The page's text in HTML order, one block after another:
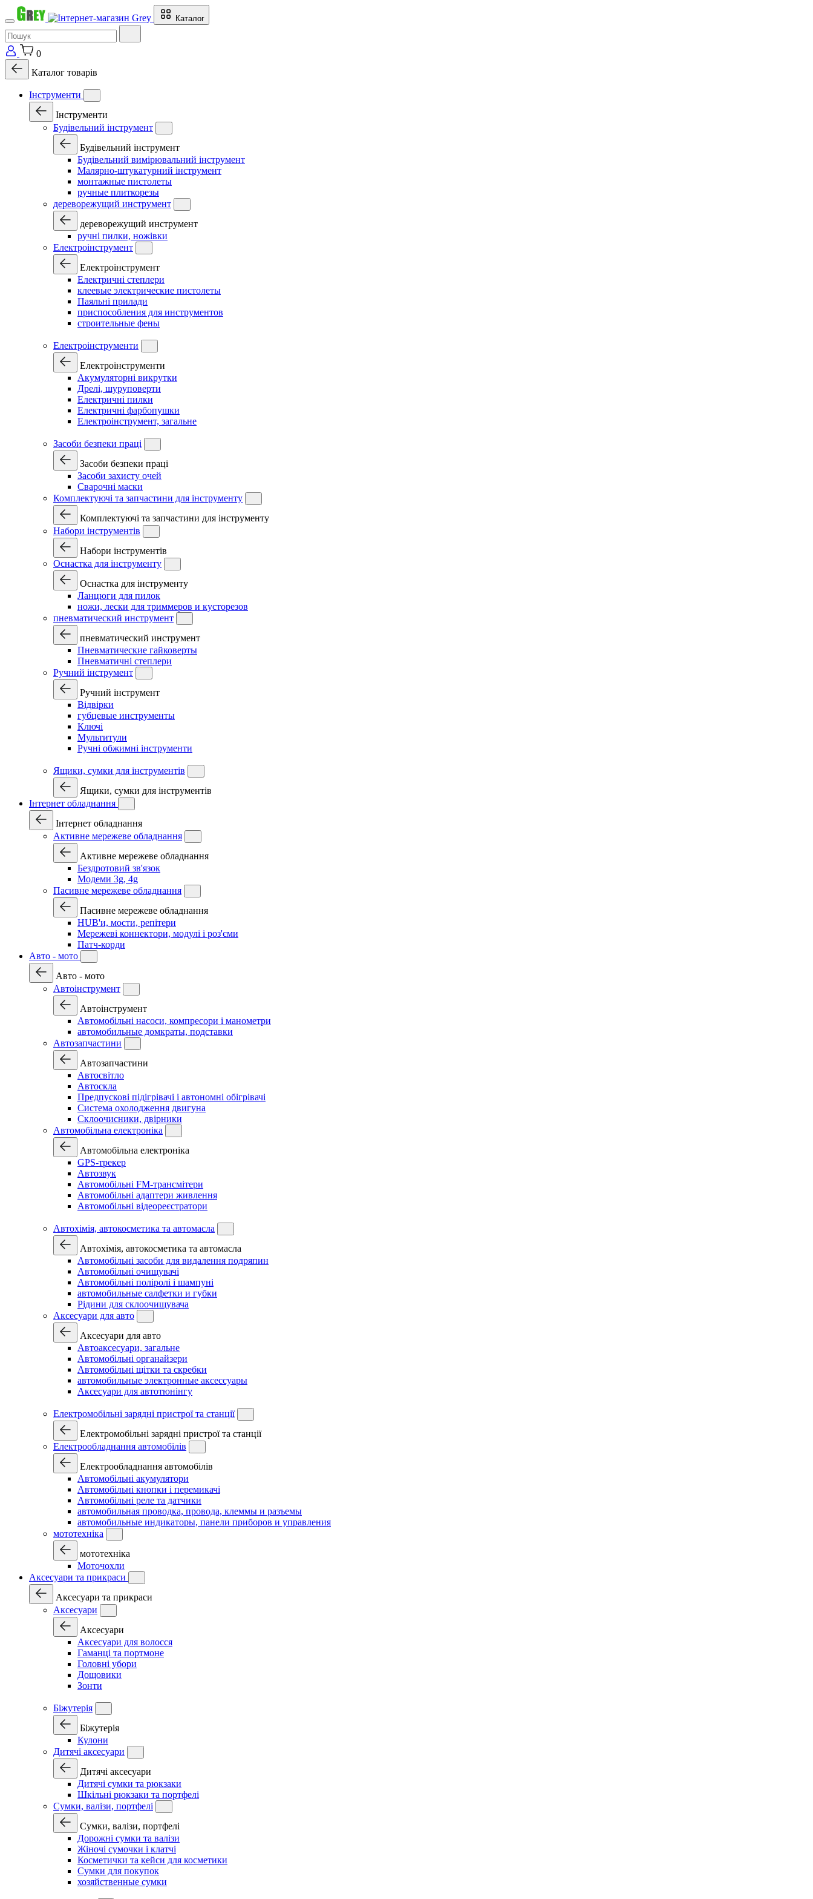
Каталог
0
Каталог товарів
Інструменти
Інструменти
Будівельний інструмент
Будівельний інструмент
Будівельний вимірювальний інструмент
Малярно-штукатурний інструмент
монтажные пистолеты
ручные плиткорезы
дереворежущий инструмент
дереворежущий инструмент
ручні пилки, ножівки
Електроінструмент
Електроінструмент
Електричні степлери
клеевые электрические пистолеты
Паяльні прилади
приспособления для инструментов
строительные фены
Електроінструменти
Електроінструменти
Акумуляторні викрутки
Дрелі, шуруповерти
Електричні пилки
Електричні фарбопушки
Електроінструмент, загальне
Засоби безпеки праці
Засоби безпеки праці
Засоби захисту очей
Сварочні маски
Комплектуючі та запчастини для інструменту
Комплектуючі та запчастини для інструменту
Набори інструментів
Набори інструментів
Оснастка для інструменту
Оснастка для інструменту
Ланцюги для пилок
ножи, лески для триммеров и кусторезов
пневматический инструмент
пневматический инструмент
Пневматические гайковерты
Пневматичні степлери
Ручний інструмент
Ручний інструмент
Відвірки
губцевые инструменты
Ключі
Мультитули
Ручні обжимні інструменти
Ящики, сумки для інструментів
Ящики, сумки для інструментів
Інтернет обладнання
Інтернет обладнання
Активне мережеве обладнання
Активне мережеве обладнання
Бездротовий зв'язок
Модеми 3g, 4g
Пасивне мережеве обладнання
Пасивне мережеве обладнання
HUB'и, мости, репітери
Мережеві коннектори, модулі і роз'єми
Патч-корди
Авто - мото
Авто - мото
Автоінструмент
Автоінструмент
Автомобільні насоси, компресори і манометри
автомобильные домкраты, подставки
Автозапчастини
Автозапчастини
Автосвітло
Автоскла
Предпускові підігрівачі і автономні обігрівачі
Система охолодження двигуна
Склоочисники, двірники
Автомобільна електроніка
Автомобільна електроніка
GPS-трекер
Автозвук
Автомобільні FM-трансмітери
Автомобільні адаптери живлення
Автомобільні відеореєстратори
Автохімія, автокосметика та автомасла
Автохімія, автокосметика та автомасла
Автомобільні засоби для видалення подряпин
Автомобільні очищувачі
Автомобільні поліролі і шампуні
автомобильные салфетки и губки
Рідини для склоочищувача
Аксесуари для авто
Аксесуари для авто
Автоаксесуари, загальне
Автомобільні органайзери
Автомобільні щітки та скребки
автомобильные электронные аксессуары
Аксесуари для автотюнінгу
Електромобільні зарядні пристрої та станції
Електромобільні зарядні пристрої та станції
Електрообладнання автомобілів
Електрообладнання автомобілів
Автомобільні акумулятори
Автомобільні кнопки і перемикачі
Автомобільні реле та датчики
автомобильная проводка, провода, клеммы и разъемы
автомобильные индикаторы, панели приборов и управления
мототехніка
мототехніка
Моточохли
Аксесуари та прикраси
Аксесуари та прикраси
Аксесуари
Аксесуари
Аксесуари для волосся
Гаманці та портмоне
Головні убори
Дощовики
Зонти
Біжутерія
Біжутерія
Кулони
Дитячі аксесуари
Дитячі аксесуари
Дитячі сумки та рюкзаки
Шкільні рюкзаки та портфелі
Сумки, валізи, портфелі
Сумки, валізи, портфелі
Дорожні сумки та валізи
Жіночі сумочки і клатчі
Косметички та кейси для косметики
Сумки для покупок
хозяйственные сумки